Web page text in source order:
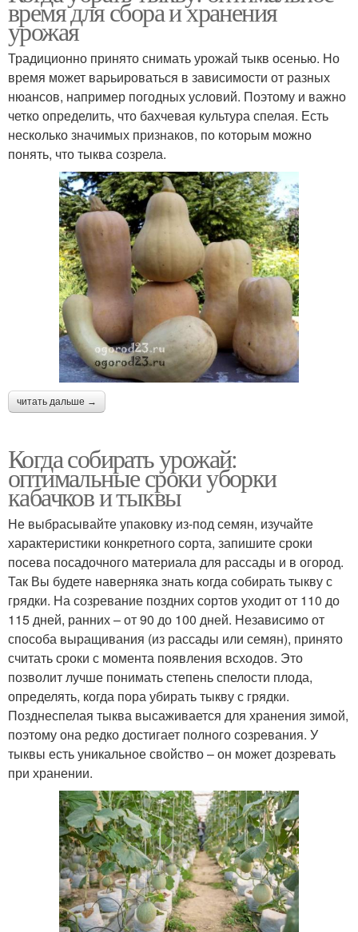
время для сбора и хранения
урожая
Традиционно принято снимать урожай тыкв осенью. Но
время может варьироваться в зависимости от разных
нюансов, например погодных условий. Поэтому и важно
четко определить, что бахчевая культура спелая. Есть
несколько значимых признаков, по которым можно
понять, что тыква созрела.
читать дальше →
Когда собирать урожай:
оптимальные сроки уборки
кабачков и тыквы
Не выбрасывайте упаковку из-под семян, изучайте
характеристики конкретного сорта, запишите сроки
посева посадочного материала для рассады и в огород.
Так Вы будете наверняка знать когда собирать тыкву с
грядки. На созревание поздних сортов уходит от 110 до
115 дней, ранних – от 90 до 100 дней. Независимо от
способа выращивания (из рассады или семян), принято
считать сроки с момента появления всходов. Это
позволит лучше понимать степень спелости плода,
определять, когда пора убирать тыкву с грядки.
Позднеспелая тыква высаживается для хранения зимой,
поэтому она редко достигает полного созревания. У
тыквы есть уникальное свойство – он может дозревать
при хранении.